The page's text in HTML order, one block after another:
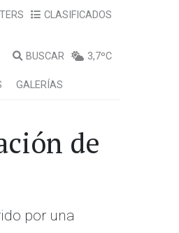
CLASIFICADOS
BUSCAR 3,7ºC
GALERÍAS
de
por una